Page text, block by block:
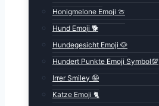
Honigmelone Emoji 🍈
Hund Emoji 🐕
Hundegesicht Emoji 🐶
Hundert Punkte Emoji Symbol💯
Irrer Smiley 🤪
Katze Emoji 🐈